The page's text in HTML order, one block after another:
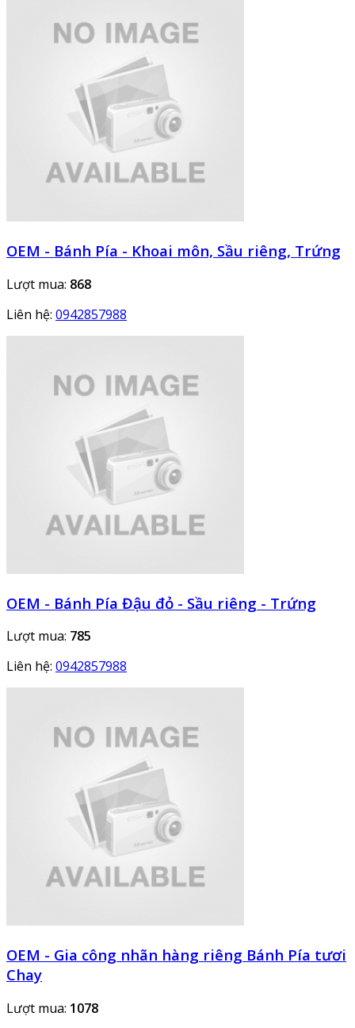
OEM - Bánh Pía - Khoai môn, Sầu riêng, Trứng
Lượt mua: 868
Liên hệ: 0942857988
OEM - Bánh Pía Đậu đỏ - Sầu riêng - Trứng
Lượt mua: 785
Liên hệ: 0942857988
OEM - Gia công nhãn hàng riêng Bánh Pía tươi
Chay
Lượt mua: 1078